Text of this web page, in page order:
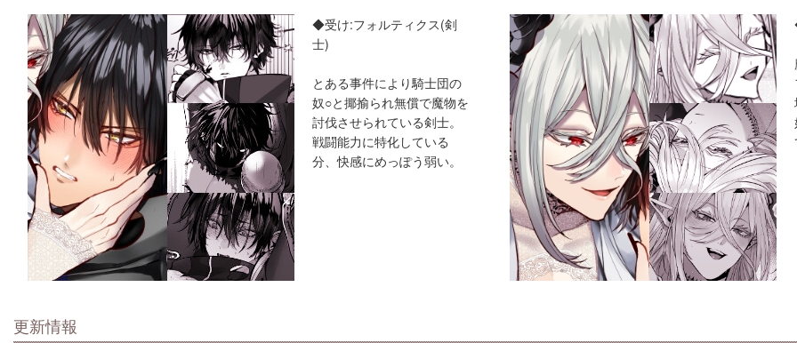
◆受け:フォルティクス(剣
士)
とある事件により騎士団の
奴○と揶揄られ無償で魔物を
討伐させられている剣士。
戦闘能力に特化している
分、快感にめっぽう弱い。
更新情報